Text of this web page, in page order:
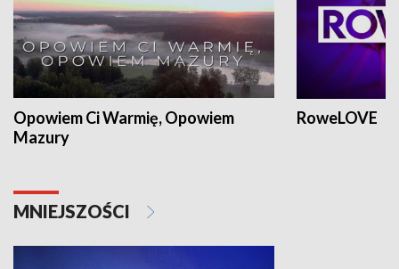
Opowiem Ci Warmię, Opowiem
Mazury
RoweLOVE
MNIEJSZOŚCI